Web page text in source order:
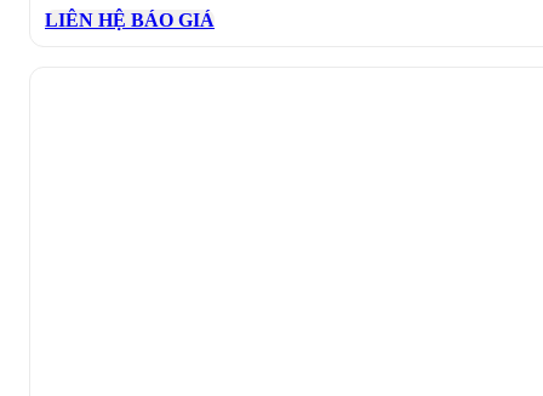
LIÊN HỆ BÁO GIÁ